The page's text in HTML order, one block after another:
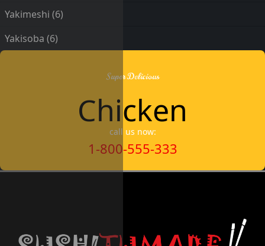
Yakimeshi (6)
Yakisoba (6)
Super Delicious
Chicken
call us now:
1-800-555-333